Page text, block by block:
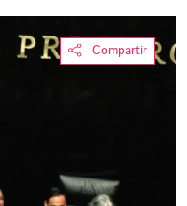
en retiro a
valor original
Compartir